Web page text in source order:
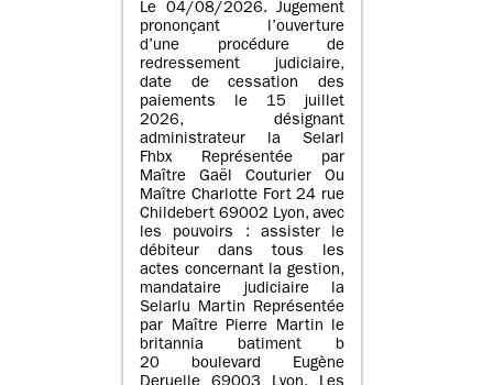
Le 04/08/2026. Jugement
prononçant l’ouverture
d’une procédure de
redressement judiciaire,
date de cessation des
paiements le 15 juillet
2026, désignant
administrateur la Selarl
Fhbx Représentée par
Maître Gaël Couturier Ou
Maître Charlotte Fort 24 rue
Childebert 69002 Lyon, avec
les pouvoirs : assister le
débiteur dans tous les
actes concernant la gestion,
mandataire judiciaire la
Selarlu Martin Représentée
par Maître Pierre Martin le
britannia batiment b
20 boulevard Eugène